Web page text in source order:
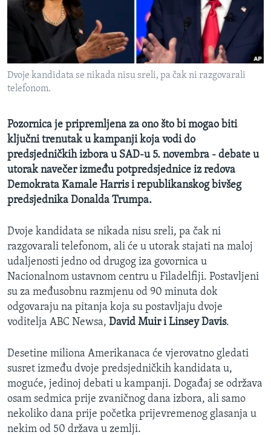
MAGAZIN
O GLASU AMERIKE
Learning English
Jezici
Dvoje kandidata se nikada nisu sreli, pa čak ni razgovarali
telefonom.
Pozornica je pripremljena za ono što bi mogao biti
ključni trenutak u kampanji koja vodi do
predsjedničkih izbora u SAD-u 5. novembra - debate u
utorak navečer između potpredsjednice iz redova
Demokrata Kamale Harris i republikanskog bivšeg
predsjednika Donalda Trumpa.
Dvoje kandidata se nikada nisu sreli, pa čak ni
razgovarali telefonom, ali će u utorak stajati na maloj
udaljenosti jedno od drugog iza govornica u
Nacionalnom ustavnom centru u Filadelfiji. Postavljeni
su za međusobnu razmjenu od 90 minuta dok
odgovaraju na pitanja koja su postavljaju dvoje
voditelja ABC Newsa, David Muir i Linsey Davis.
Desetine miliona Amerikanaca će vjerovatno gledati
susret između dvoje predsjedničkih kandidata u,
moguće, jedinoj debati u kampanji. Događaj se održava
osam sedmica prije zvaničnog dana izbora, ali samo
nekoliko dana prije početka prijevremenog glasanja u
nekim od 50 država u zemlji.